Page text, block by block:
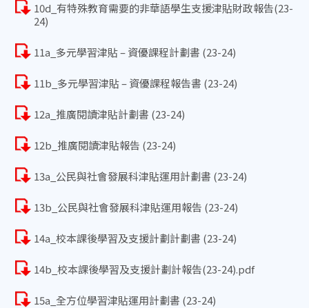
10d_有特殊教育需要的非華語學生支援津貼財政報告(23-
24)
11a_多元學習津貼 – 資優課程計劃書 (23-24)
11b_多元學習津貼 – 資優課程報告書 (23-24)
12a_推廣閱讀津貼計劃書 (23-24)
12b_推廣閱讀津貼報告 (23-24)
13a_公民與社會發展科津貼運用計劃書 (23-24)
13b_公民與社會發展科津貼運用報告 (23-24)
14a_校本課後學習及支援計劃計劃書 (23-24)
14b_校本課後學習及支援計劃計報告(23-24).pdf
15a_全方位學習津貼運用計劃書 (23-24)